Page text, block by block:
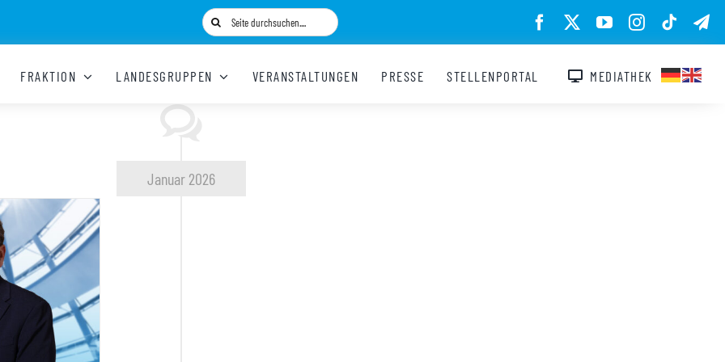
Suche
nach:
FRAKTION LANDESGRUPPEN VERANSTALTUNGEN PRESSE STELLENPORTAL MEDIATHEK
Januar 2026